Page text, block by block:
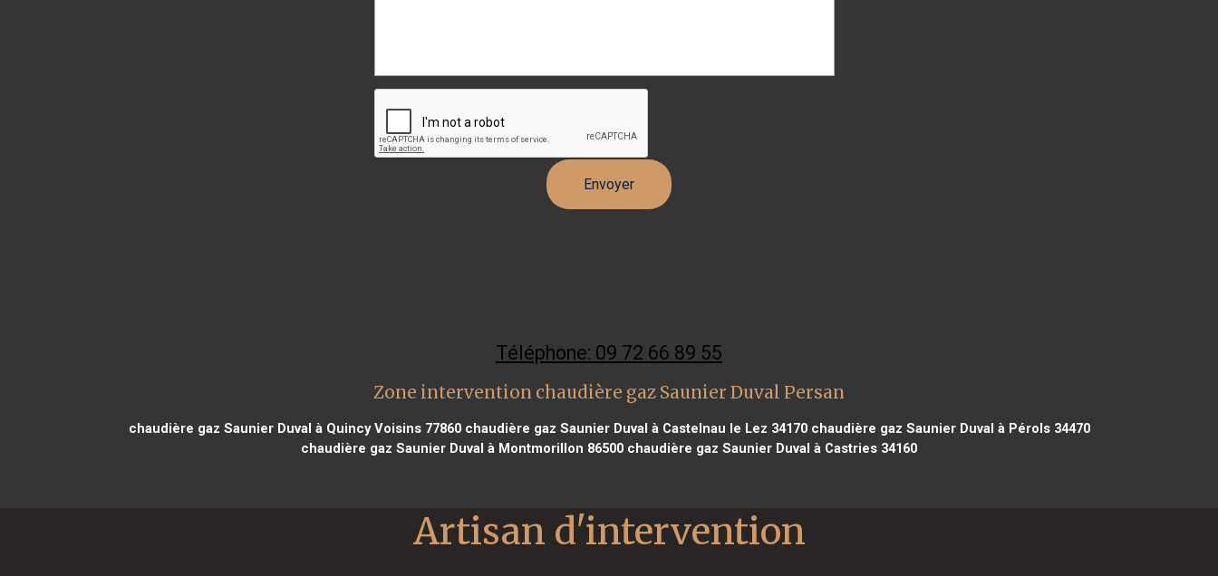
Téléphone: 09 72 66 89 55
Zone intervention chaudière gaz Saunier Duval Persan
chaudière gaz Saunier Duval à Quincy Voisins 77860chaudière gaz Saunier Duval à Castelnau le Lez 34170chaudière gaz Saunier Duval à Pérols 34470
chaudière gaz Saunier Duval à Montmorillon 86500 chaudière gaz Saunier Duval à Castries 34160
Artisan d'intervention